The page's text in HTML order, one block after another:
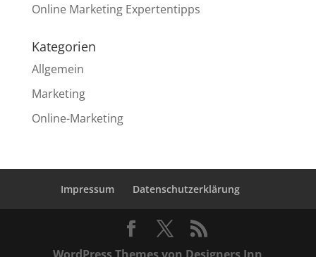
Online Marketing Expertentipps
Kategorien
Allgemein
Marketing
Online-Marketing
Impressum Datenschutzerklärung